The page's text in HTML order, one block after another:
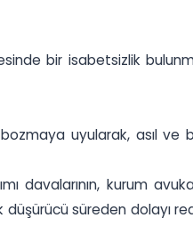
bir isabetsizlik
uyularak, asıl ve
davalarının, kurum
süreden dolayı